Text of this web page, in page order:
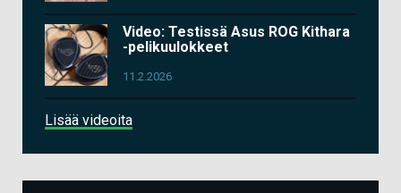
Video: Testissä Asus ROG Kithara
-pelikuulokkeet
11.2.2026
Lisää videoita